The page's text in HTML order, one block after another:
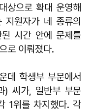
상으로 확대 운영해
원자가 네 종류의
시간 안에 문제를
로 이뤄졌다.
데 학생부 부문에서
) 씨가, 일반부 부문
1위를 차지했다. 각